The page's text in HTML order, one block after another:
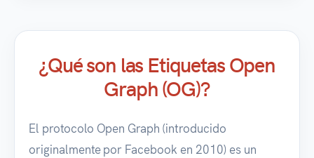
¿Qué son las Etiquetas Open
Graph (OG)?
El protocolo Open Graph (introducido
originalmente por Facebook en 2010) es un